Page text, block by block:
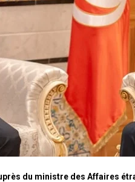
du ministre des Affaires